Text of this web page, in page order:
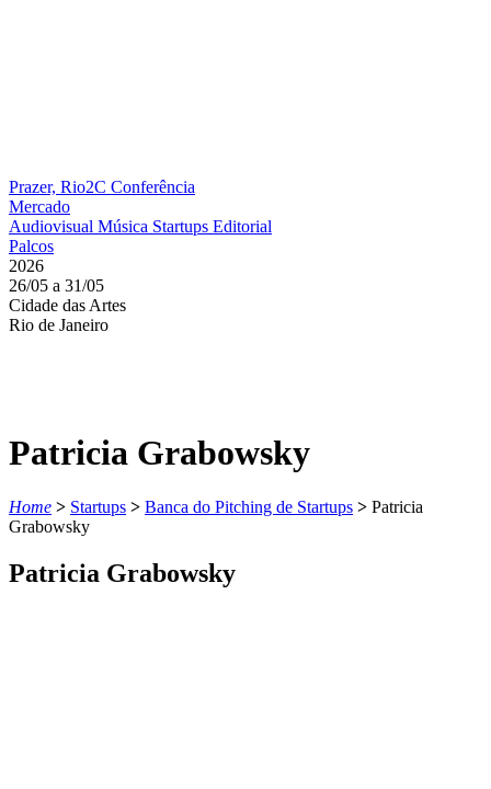
Prazer, Rio2C Conferência
Mercado
Audiovisual Música Startups Editorial
Palcos
2026
26/05 a 31/05
Cidade das Artes
Rio de Janeiro
Patricia Grabowsky
Home > Startups > Banca do Pitching de Startups > Patricia
Grabowsky
Patricia Grabowsky